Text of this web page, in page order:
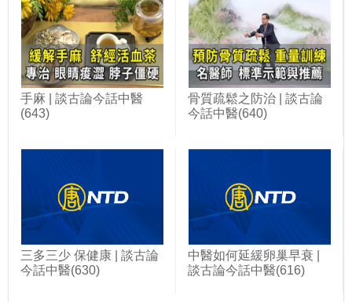
手麻 | 談古論今話中醫
(643)
骨質疏鬆之防治 | 談古論
今話中醫(640)
三多三少 保健康 | 談古論
今話中醫(630)
中醫如何延緩卵巢早衰 |
談古論今話中醫(616)